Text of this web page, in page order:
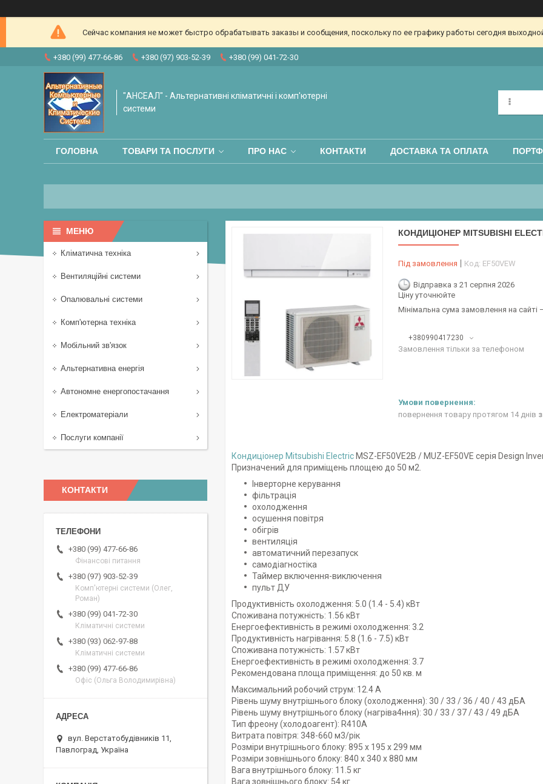
Сейчас компания не может быстро обрабатывать заказы и сообщения, поскольку по ее графику работы сегодня
+380 (99) 477-66-86 +380 (97) 903-52-39 +380 (99) 041-72-30
"АНСЕАЛ" - Альтернативні кліматичні і комп'ютерні
системи
ГОЛОВНА ТОВАРИ ТА ПОСЛУГИ ПРО НАС КОНТАКТИ ДОСТАВКА ТА ОПЛАТА
КОНДИЦІОНЕР MITSUBISHI
Під замовлення Код: EF50VEW
Відправка з 21 серпня 2026
Ціну уточнюйте
Мінімальна сума замовлення на сайті
+380990417230
Замовлення тільки за телефоном
повернення товару протягом 14 днів
Кондиціонер Mitsubishi Electric MSZ-EF50VE2B / MUZ-EF50VE серія Design
Призначений для приміщень площею до 50 м2.
Інверторне керування
фільтрація
охолодження
осушення повітря
обігрів
вентиляція
автоматичний перезапуск
самодіагностіка
Таймер включення-виключення
пульт ДУ
Продуктивність охолодження: 5.0 (1.4 - 5.4) кВт
Споживана потужність: 1.56 кВт
Енергоефективність в режимі охолодження: 3.2
Продуктивність нагрівання: 5.8 (1.6 - 7.5) кВт
Споживана потужність: 1.57 кВт
Енергоефективність в режимі охолодження: 3.7
Рекомендована площа приміщення: до 50 кв. м
Максимальний робочий струм: 12.4 А
Рівень шуму внутрішнього блоку (охолодження): 30 / 33 / 36 / 40 / 43 дБА
Рівень шуму внутрішнього блоку (нагріва4ння): 30 / 33 / 37 / 43 / 49 дБА
Тип фреону (холодоагент): R410A
Витрата повітря: 348-660 м3/рік
Розміри внутрішнього блоку: 895 х 195 х 299 мм
Розміри зовнішнього блоку: 840 x 340 x 880 мм
Вага внутрішнього блоку: 11.5 кг
Вага зовнішнього блоку: 54 кг
Кліматична техніка
Вентиляційні системи
Опалювальні системи
Комп'ютерна техніка
Мобільний зв'язок
Альтернативна енергія
Автономне енергопостачання
Електроматеріали
Послуги компанії
КОНТАКТИ
+380 (99) 477-66-86
Фінансові питання
+380 (97) 903-52-39
Комп'ютерні системи (Олег,
Роман)
+380 (99) 041-72-30
Кліматичні системи
+380 (93) 062-97-88
Кліматичні системи
+380 (99) 477-66-86
Офіс (Ольга Володимирівна)
вул. Верстатобудівників 11,
Павлоград, Україна